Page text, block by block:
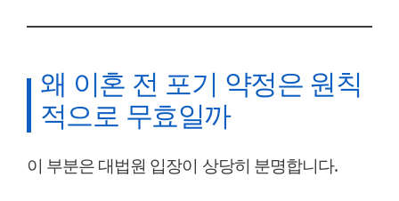
왜 이혼 전 포기 약정은 원칙
적으로 무효일까
이 부분은 대법원 입장이 상당히 분명합니다.